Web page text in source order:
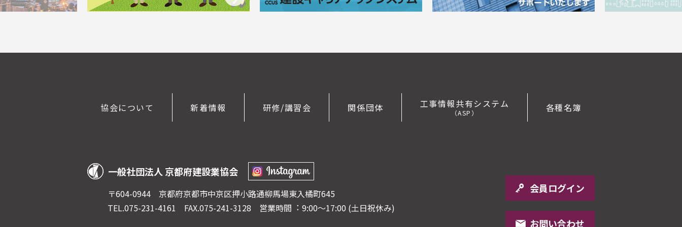
協会について 新着情報 研修/講習会 関係団体 工事情報共有システム
（ASP） 各種名簿
会員ログイン
お問い合わせ
一般社団法人 京都府建設業協会
〒604-0944 京都府京都市中京区押⼩路通柳⾺場東⼊橘町645
TEL.075-231-4161 FAX.075-241-3128 営業時間︓ 9:00〜17:00 (⼟⽇祝休み)